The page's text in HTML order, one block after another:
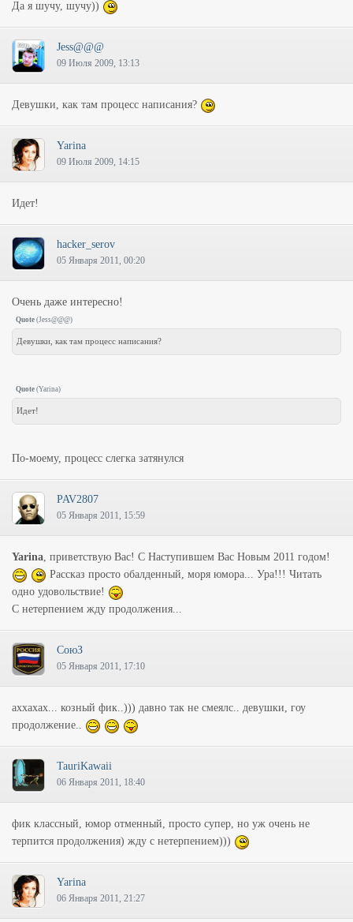
Да я шучу, шучу))
Jess@@@
09 Июля 2009, 13:13
Девушки, как там процесс написания?
Yarina
09 Июля 2009, 14:15
Идет!
hacker_serov
05 Января 2011, 00:20
Очень даже интересно!
Quote (Jess@@@)
Девушки, как там процесс написания?
Quote (Yarina)
Идет!
По-моему, процесс слегка затянулся
PAV2807
05 Января 2011, 15:59
Yarina, приветствую Вас! С Наступившем Вас Новым 2011 годом!
Рассказ просто обалденный, моря юмора... Ура!!! Читать
одно удовольствие!
С нетерпением жду продолжения...
СоюЗ
05 Января 2011, 17:10
аххахах... козный фик..))) давно так не смеялс.. девушки, гоу
продолжение..
TauriKawaii
06 Января 2011, 18:40
фик классный, юмор отменный, просто супер, но уж очень не
терпится продолжения) жду с нетерпением)))
Yarina
06 Января 2011, 21:27